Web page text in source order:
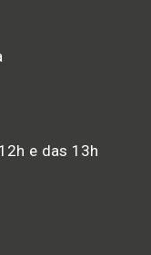
e das 13h